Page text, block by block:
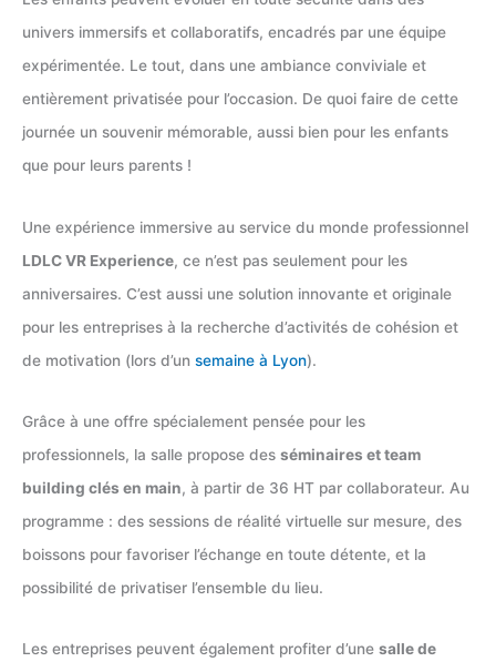
univers immersifs et collaboratifs, encadrés par une équipe
expérimentée. Le tout, dans une ambiance conviviale et
entièrement privatisée pour l’occasion. De quoi faire de cette
journée un souvenir mémorable, aussi bien pour les enfants
que pour leurs parents !
Une expérience immersive au service du monde professionnel
LDLC VR Experience, ce n’est pas seulement pour les
anniversaires. C’est aussi une solution innovante et originale
pour les entreprises à la recherche d’activités de cohésion et
de motivation (lors d’un semaine à Lyon).
Grâce à une offre spécialement pensée pour les
professionnels, la salle propose des séminaires et team
building clés en main, à partir de 36 HT par collaborateur. Au
programme : des sessions de réalité virtuelle sur mesure, des
boissons pour favoriser l’échange en toute détente, et la
possibilité de privatiser l’ensemble du lieu.
Les entreprises peuvent également profiter d’une salle de